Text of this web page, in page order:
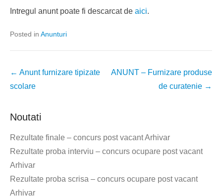
Intregul anunt poate fi descarcat de aici.
Posted in Anunturi
Post
navigation
← Anunt furnizare tipizate
scolare
ANUNT – Furnizare produse
de curatenie →
Noutati
Rezultate finale – concurs post vacant Arhivar
Rezultate proba interviu – concurs ocupare post vacant
Arhivar
Rezultate proba scrisa – concurs ocupare post vacant
Arhivar